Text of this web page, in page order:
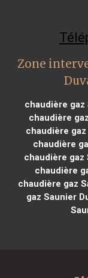
Zone
chaudière gaz
chaudière
chaudière gaz
chaudière
chaudière gaz
chaudière
chaudière gaz
gaz Saunier